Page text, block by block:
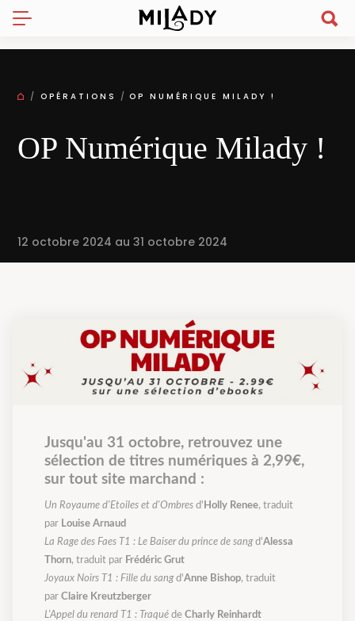
OPÉRATIONS OP NUMÉRIQUE MILADY !
OP Numérique Milady !
12 octobre 2024 au 31 octobre 2024
Jusqu'au 31 octobre, retrouvez une
sélection de titres numériques à 2,99€,
sur tout site marchand :
Un Royaume d'Etoiles et d'Ombres d' Holly Renee, traduit
par Louise Arnaud
La Rage des Faes T1 : Le Baiser du prince de sangd'Alessa
Thorn, traduit par Frédéric Grut
Joyaux Noirs T1 : Fille du sangd'Anne Bishop, traduit
par Claire Kreutzberger
L'Appel du renard T1 : Traqué de Charly Reinhardt